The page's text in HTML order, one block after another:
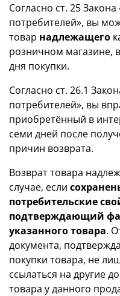
Согласно ст. 25
потребителей», вы
товар надлежащего
розничном магазине,
дня покупки.
Согласно ст. 26.1
потребителей», вы
приобретённый в
семи дней после
причин возврата.
Возврат товара
случае, если
потребительские
подтверждающий
указанного товара.
документа,
покупки товара, не
ссылаться на другие
товара у данного